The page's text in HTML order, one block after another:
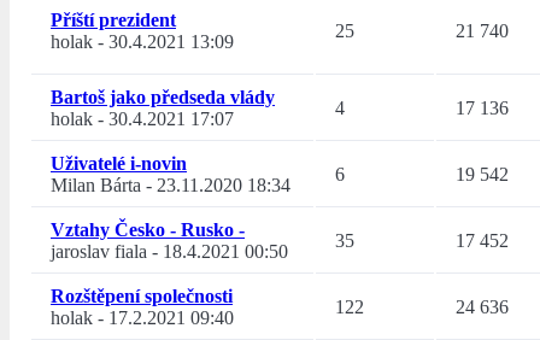
Příští prezident
holak - 30.4.2021 13:09
25 21 740
Bartoš jako předseda vlády
holak - 30.4.2021 17:07
4 17 136
Uživatelé i-novin
Milan Bárta - 23.11.2020 18:34
6 19 542
Vztahy Česko - Rusko -
jaroslav fiala - 18.4.2021 00:50
35 17 452
Rozštěpení společnosti
holak - 17.2.2021 09:40
122 24 636